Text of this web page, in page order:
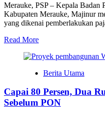
Merauke, PSP – Kepala Badan
Kabupaten Merauke, Majinur
yang dikenai pemberlakukan
Read MoreRead
about
Pengusaha
Makan
Bisa
Berita Utama
Capai 80 Persen, Dua
Sebelum PON